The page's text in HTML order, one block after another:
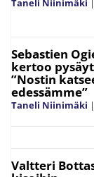
Taneli Niinimäki
Sebastien
kertoo
”Nostin
edessämme”
Taneli Niinimäki |
Valtteri